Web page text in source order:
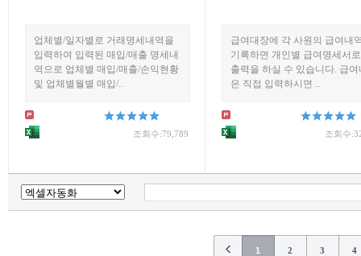
업체별/일자별로 거래명세내역을
입력하여 입력된 매입/매출 명세내
역으로 업체별 매입/매출/손익현황
및 업체별월별 매입/..
조회수:79,789
급여대장에 각 사원의 급여내
기록하면 개인별 급여명세서
출력을 하실 수 있습니다. 급여
은 직접 입력하시면 ..
조회수
1 2 3 4